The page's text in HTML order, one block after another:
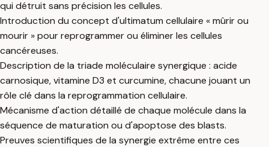
qui détruit sans précision les cellules.
Introduction du concept d'ultimatum cellulaire « mûrir ou
mourir » pour reprogrammer ou éliminer les cellules
cancéreuses.
Description de la triade moléculaire synergique : acide
carnosique, vitamine D3 et curcumine, chacune jouant un
rôle clé dans la reprogrammation cellulaire.
Mécanisme d'action détaillé de chaque molécule dans la
séquence de maturation ou d'apoptose des blasts.
Preuves scientifiques de la synergie extrême entre ces